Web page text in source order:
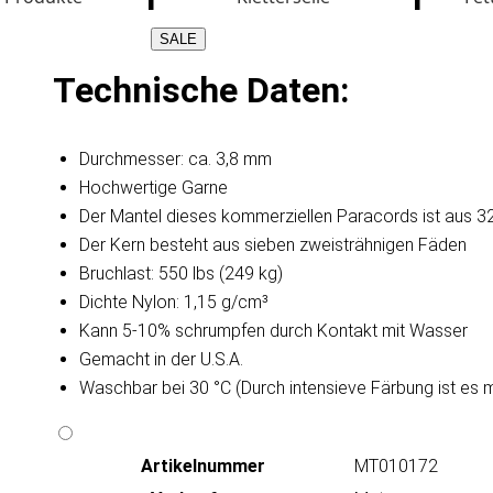
SALE
Technische Daten:
Durchmesser: ca. 3,8 mm
Hochwertige Garne
Der Mantel dieses kommerziellen Paracords ist aus
Der Kern besteht aus sieben zweisträhnigen Fäden
Bruchlast: 550 lbs (249 kg)
Dichte Nylon: 1,15 g/cm³
Kann 5-10% schrumpfen durch Kontakt mit Wasser
Gemacht in der U.S.A.
Waschbar bei 30 °C (Durch intensieve Färbung ist
Artikeln‌ummer
MT010172